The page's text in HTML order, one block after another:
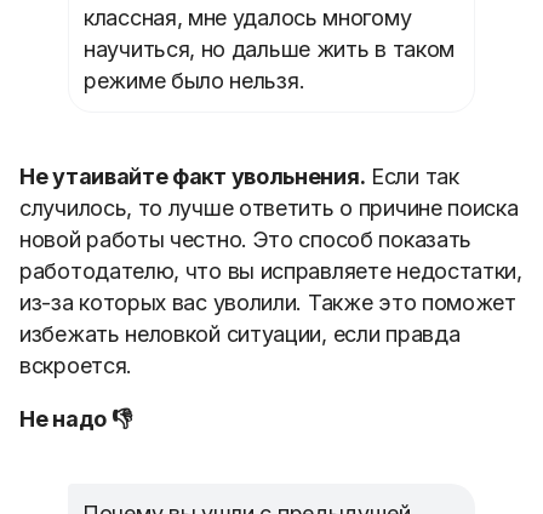
классная, мне удалось многому
научиться, но дальше жить в таком
режиме было нельзя.
Не утаивайте факт увольнения. Если так
случилось, то лучше ответить о причине поиска
новой работы честно. Это способ показать
работодателю, что вы исправляете недостатки,
из-за которых вас уволили. Также это поможет
избежать неловкой ситуации, если правда
вскроется.
Не надо 👎